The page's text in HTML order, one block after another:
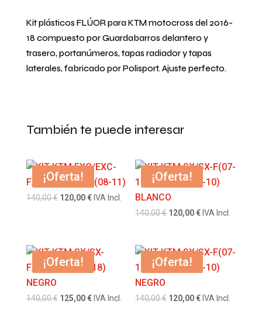
Kit plásticos FLÚOR para KTM motocross del 2016-
18 compuesto por Guardabarros delantero y
trasero, portanúmeros, tapas radiador y tapas
laterales, fabricado porPolisport.Ajuste perfecto.
También te puede interesar
¡Oferta!
140,00€ El
140,00 €.
120,00€El
120,00 €.
IVA Incl.
¡Oferta!
140,00€ El
era:
140,00 €.
120,00€El
es:
120,00 €.
IVA Incl.
¡Oferta!
140,00€ El
125,00€ElIVA Incl.
¡Oferta!
140,00€ El
120,00€ElIVA Incl.